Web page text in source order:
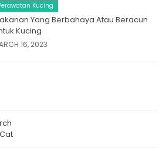
Kucing
Yang Berbahaya Atau Beracun
Kucing
16, 2023